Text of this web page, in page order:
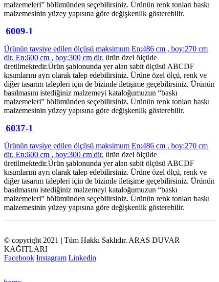
malzemeleri” bölümünden seçebilirsiniz. Ürünün renk tonları baskı
malzemesinin yüzey yapısına göre değişkenlik gösterebilir.
6009-1
Ürünün tavsiye edilen ölçüsü maksimum En:486 cm , boy:270 cm
dir. En:600 cm , boy:300 cm dir. ürün özel ölçüde
üretilmektedir.Ürün şablonunda yer alan sabit ölçüsü ABCDF
kısımlarını ayrı olarak talep edebilirsiniz. Ürüne özel ölçü, renk ve
diğer tasarım talepleri için de bizimle iletişime geçebilirsiniz. Ürünün
basılmasını istediğiniz malzemeyi kataloğumuzun “baskı
malzemeleri” bölümünden seçebilirsiniz. Ürünün renk tonları baskı
malzemesinin yüzey yapısına göre değişkenlik gösterebilir.
6037-1
Ürünün tavsiye edilen ölçüsü maksimum En:486 cm , boy:270 cm
dir. En:600 cm , boy:300 cm dir. ürün özel ölçüde
üretilmektedir.Ürün şablonunda yer alan sabit ölçüsü ABCDF
kısımlarını ayrı olarak talep edebilirsiniz. Ürüne özel ölçü, renk ve
diğer tasarım talepleri için de bizimle iletişime geçebilirsiniz. Ürünün
basılmasını istediğiniz malzemeyi kataloğumuzun “baskı
malzemeleri” bölümünden seçebilirsiniz. Ürünün renk tonları baskı
malzemesinin yüzey yapısına göre değişkenlik gösterebilir.
© copyright 2021 | Tüm Hakkı Saklıdır. ARAS DUVAR
KAĞITLARI
Facebook Instagram Linkedin